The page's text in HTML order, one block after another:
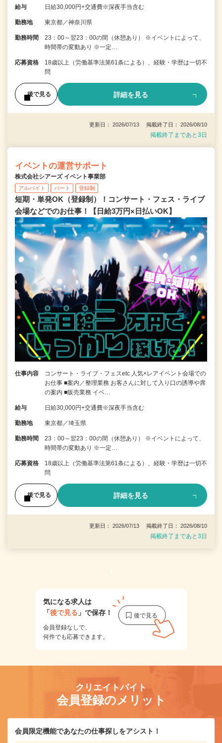
給与 日給30,000円+交通費※深夜手当含む
勤務地 東京都／神奈川県
勤務時間
23：00～翌23：00の間（休憩あり） ※イベントによって、
時間帯の変動あり ※一定…
応募資格
18歳以上（労働基準法第61条による）、経験・学歴は一切不
問
後で見る 詳細を見る
更新日： 2026/07/13 掲載終了日： 2026/08/10
掲載終了まであと3日
イベントの運営サポート
株式会社シアーズ イベント事業部
アルバイト パート 登録制
短期・単発OK（登録制）！コンサート・フェス・ライブ
会場などでのお仕事！【日給3万円×日払いOK】
仕事内容
コンサート・ライブ・フェスetc 人気×レアイベント会場での
お仕事 ■案内／整理業務 お客さんに対して入り口の誘導や席
の案内 ■販売業務 イベ…
給与 日給30,000円+交通費※深夜手当含む
勤務地 東京都／埼玉県
勤務時間
23：00～翌23：00の間（休憩あり） ※イベントによって、
時間帯の変動あり ※一定…
応募資格
18歳以上（労働基準法第61条による）、経験・学歴は一切不
問
後で見る 詳細を見る
更新日： 2026/07/13 掲載終了日： 2026/08/10
掲載終了まであと3日
1
気になる求人は
「後で見る 」で保存！
会員登録なしで、
何件でも応募できます。
クリエイトバイト
会員登録のメリット
会員限定機能であなたの仕事探しをアシスト！